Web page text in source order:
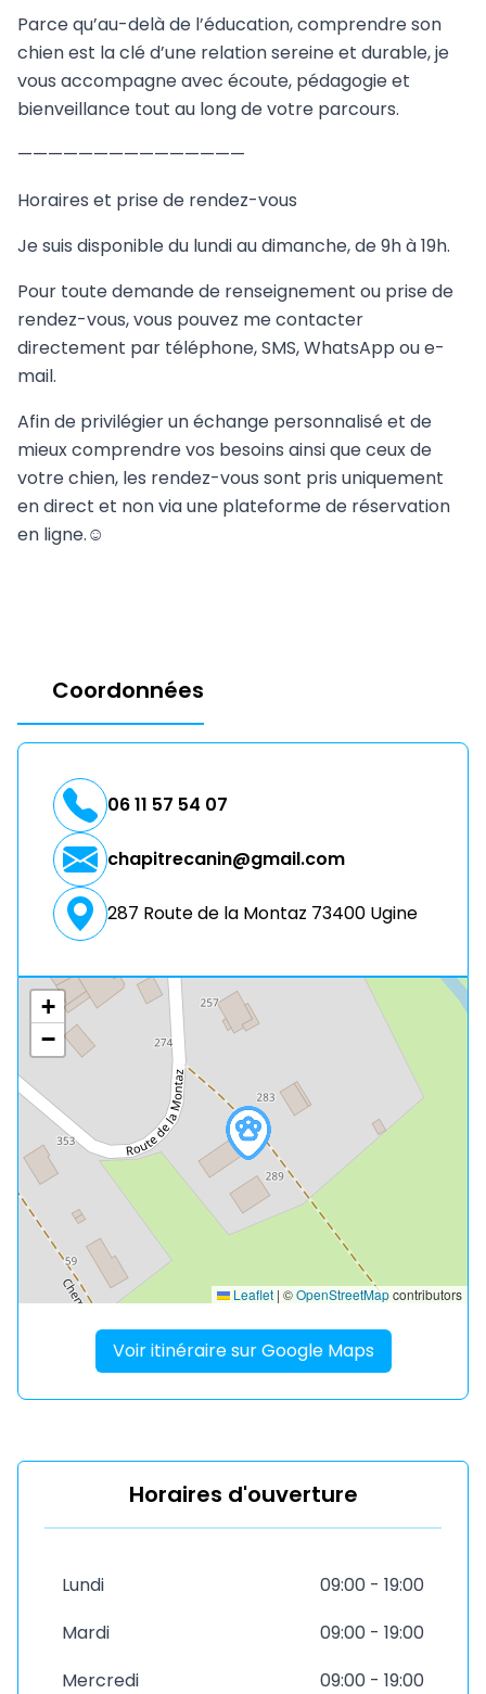
Parce qu’au-delà de l’éducation, comprendre son
chien est la clé d’une relation sereine et durable, je
vous accompagne avec écoute, pédagogie et
bienveillance tout au long de votre parcours.
———————————————
Horaires et prise de rendez-vous
Je suis disponible du lundi au dimanche, de 9h à 19h.
Pour toute demande de renseignement ou prise de
rendez-vous, vous pouvez me contacter
directement par téléphone, SMS, WhatsApp ou e-
mail.
Afin de privilégier un échange personnalisé et de
mieux comprendre vos besoins ainsi que ceux de
votre chien, les rendez-vous sont pris uniquement
en direct et non via une plateforme de réservation
en ligne.☺️
Coordonnées
06 11 57 54 07
chapitrecanin@gmail.com
287 Route de la Montaz 73400 Ugine
+
−
Leaflet | ©OpenStreetMapcontributors
Voir itinéraire sur Google Maps
Horaires d'ouverture
Lundi
09:00 - 19:00
Mardi
09:00 - 19:00
Mercredi
09:00 - 19:00